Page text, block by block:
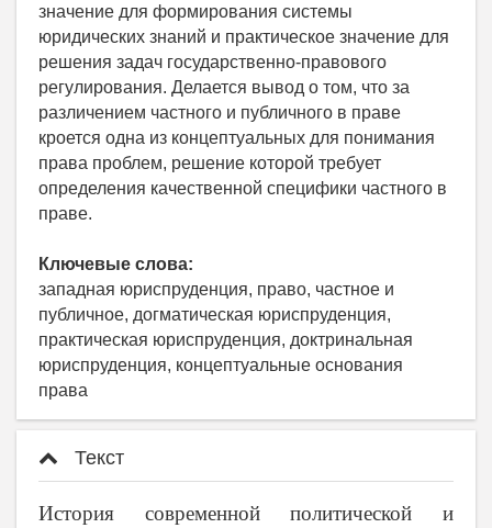
значение для формирования системы
юридических знаний и практическое значение для
решения задач государственно-правового
регулирования. Делается вывод о том, что за
различением частного и публичного в праве
кроется одна из концептуальных для понимания
права проблем, решение которой требует
определения качественной специфики частного в
праве.
Ключевые слова:
западная юриспруденция, право, частное и
публичное, догматическая юриспруденция,
практическая юриспруденция, доктринальная
юриспруденция, концептуальные основания
права
Текст
История современной политической и